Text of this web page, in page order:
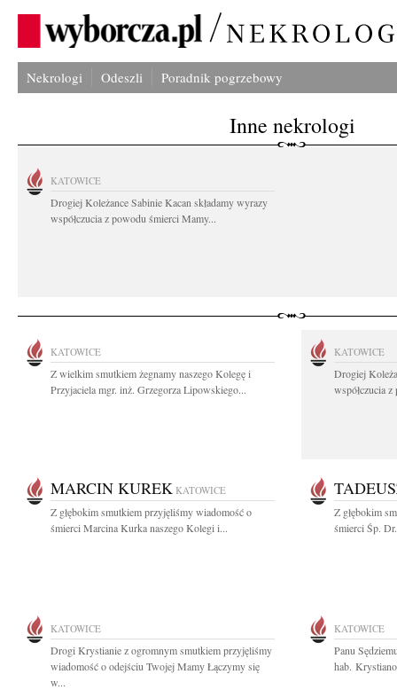
Nekrologi Odeszli Poradnik pogrzebowy
Inne nekrologi
KATOWICE
Drogiej Koleżance Sabinie Kacan składamy wyrazy
współczucia z powodu śmierci Mamy...
KATOWICE
Z wielkim smutkiem żegnamy naszego Kolegę i
Przyjaciela mgr. inż. Grzegorza Lipowskiego...
KATOWICE
Drogiej
współczucia
MARCIN KUREK KATOWICE
Z głębokim smutkiem przyjęliśmy wiadomość o
śmierci Marcina Kurka naszego Kolegi i...
Z głębokim
śmierci Śp.
KATOWICE
Drogi Krystianie z ogromnym smutkiem przyjęliśmy
wiadomość o odejściu Twojej Mamy Łączymy się
w...
KATOWICE
Panu
hab.